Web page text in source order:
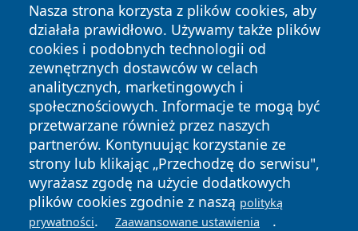
Nasza strona korzysta z plików cookies, aby
działała prawidłowo. Używamy także plików
cookies i podobnych technologii od
zewnętrznych dostawców w celach
analitycznych, marketingowych i
społecznościowych. Informacje te mogą być
przetwarzane również przez naszych
partnerów. Kontynuując korzystanie ze
strony lub klikając „Przechodzę do serwisu",
wyrażasz zgodę na użycie dodatkowych
plików cookies zgodnie z naszą polityką
prywatności. Zaawansowane ustawienia .